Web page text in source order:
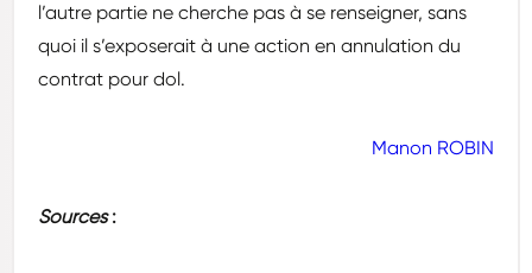
l’autre partie ne cherche pas à se renseigner, sans
quoi il s’exposerait à une action en annulation du
contrat pour dol.
Manon ROBIN
Sources: